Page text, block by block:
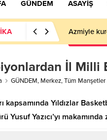
GÜNDEM ASAYİŞ
Azmiyle
İl Milli
GÜNDEM, Merkez,Tüm Manşetler
kapsamında Yıldızlar
Yusuf Yazıcı’yı